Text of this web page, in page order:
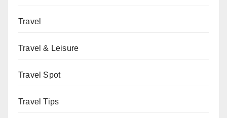
Travel
Travel & Leisure
Travel Spot
Travel Tips